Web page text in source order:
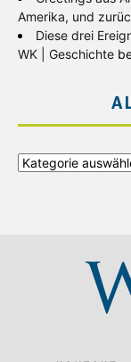
Amerika, und
Diese drei
WK | Geschichte
Alle